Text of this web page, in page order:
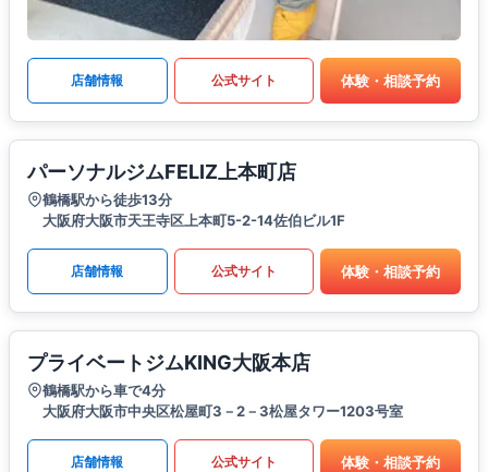
店舗情報 公式サイト 体験・相談予約
パーソナルジムFELIZ上本町店
鶴橋駅から徒歩13分
大阪府大阪市天王寺区上本町5-2-14佐伯ビル1F
店舗情報 公式サイト 体験・相談予約
プライベートジムKING大阪本店
鶴橋駅から車で4分
大阪府大阪市中央区松屋町3－2－3松屋タワー1203号室
店舗情報 公式サイト 体験・相談予約